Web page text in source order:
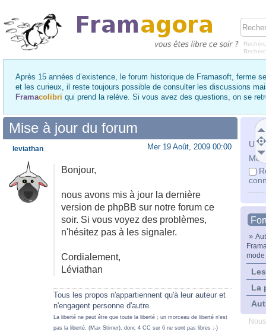
Après 15 années d’existence, le forum historique de Framasoft, ferme
et les curieux, il reste toujours possible de consulter les discussions
Framacolibri qui prend la relève. Si vous avez des questions, on se
Mot
»
La
Mise à jour du forum
Mer 19 Août, 2009 00:00
Bonjour,
nous avons mis à jour la dernière
version de phpBB sur notre forum ce
soir. Si vous voyez des problèmes,
n'hésitez pas à les signaler.
Cordialement,
Léviathan
Tous les propos n'appartiennent qu'à leur auteur et
n'engagent personne d'autre.
La liberté ne peut être que toute la liberté ; un morceau de liberté n'est
pas la liberté. (Max Stirner), donc 4 CC sur 6 ne sont pas libres :-)
leviathan